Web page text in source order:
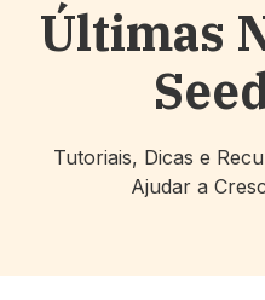
Últimas
Tutoriais, Dicas e
Ajudar a